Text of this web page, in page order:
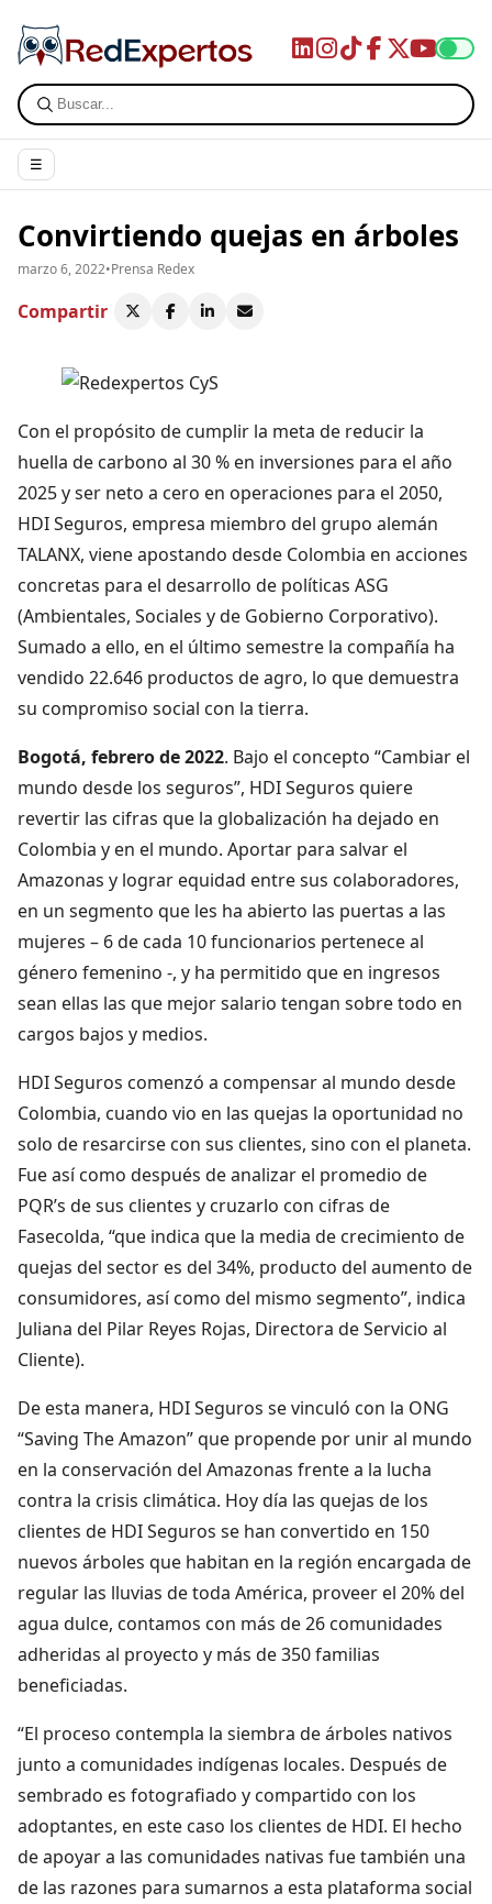
☰
Convirtiendo quejas en árboles
marzo 6, 2022•Prensa Redex
Compartir
Con el propósito de cumplir la meta de reducir la
huella de carbono al 30 % en inversiones para el año
2025 y ser neto a cero en operaciones para el 2050,
HDI Seguros, empresa miembro del grupo alemán
TALANX, viene apostando desde Colombia en acciones
concretas para el desarrollo de políticas ASG
(Ambientales, Sociales y de Gobierno Corporativo).
Sumado a ello, en el último semestre la compañía ha
vendido 22.646 productos de agro, lo que demuestra
su compromiso social con la tierra.
Bogotá, febrero de 2022. Bajo el concepto “Cambiar el
mundo desde los seguros”, HDI Seguros quiere
revertir las cifras que la globalización ha dejado en
Colombia y en el mundo. Aportar para salvar el
Amazonas y lograr equidad entre sus colaboradores,
en un segmento que les ha abierto las puertas a las
mujeres – 6 de cada 10 funcionarios pertenece al
género femenino -, y ha permitido que en ingresos
sean ellas las que mejor salario tengan sobre todo en
cargos bajos y medios.
HDI Seguros comenzó a compensar al mundo desde
Colombia, cuando vio en las quejas la oportunidad no
solo de resarcirse con sus clientes, sino con el planeta.
Fue así como después de analizar el promedio de
PQR’s de sus clientes y cruzarlo con cifras de
Fasecolda, “que indica que la media de crecimiento de
quejas del sector es del 34%, producto del aumento de
consumidores, así como del mismo segmento”, indica
Juliana del Pilar Reyes Rojas, Directora de Servicio al
Cliente).
De esta manera, HDI Seguros se vinculó con la ONG
“Saving The Amazon” que propende por unir al mundo
en la conservación del Amazonas frente a la lucha
contra la crisis climática. Hoy día las quejas de los
clientes de HDI Seguros se han convertido en 150
nuevos árboles que habitan en la región encargada de
regular las lluvias de toda América, proveer el 20% del
agua dulce, contamos con más de 26 comunidades
adheridas al proyecto y más de 350 familias
beneficiadas.
“El proceso contempla la siembra de árboles nativos
junto a comunidades indígenas locales. Después de
sembrado es fotografiado y compartido con los
adoptantes, en este caso los clientes de HDI. El hecho
de apoyar a las comunidades nativas fue también una
de las razones para sumarnos a esta plataforma social